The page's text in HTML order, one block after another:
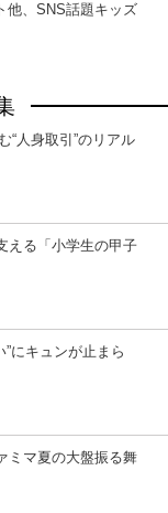
他、SNS話題キッズ
“人身取引”のリアル
える「小学生の甲子
にキュンが止まら
ミマ夏の大盤振る舞